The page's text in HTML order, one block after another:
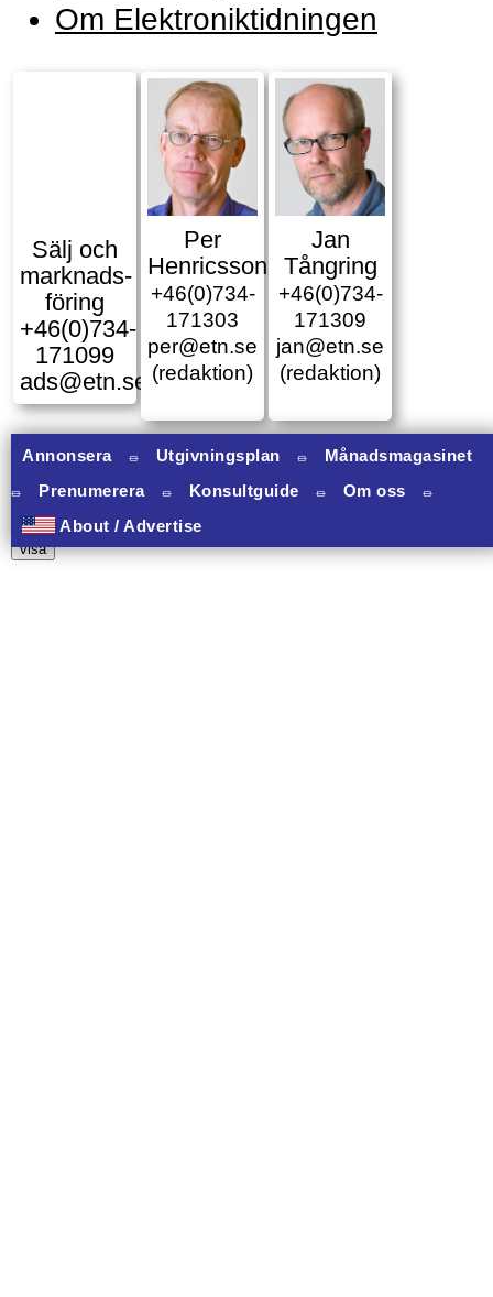
Om Elektroniktidningen
Sälj och
marknads­
föring
+46(0)734-
171099
ads@etn.se
Per
Henricsson
+46(0)734-
171303
per@etn.se
(redaktion)
Jan
Tångring
+46(0)734-
171309
jan@etn.se
(redaktion)
Annonsera ⏛ Utgivningsplan ⏛
Månadsmagasinet
⏛
Prenumerera ⏛ Konsultguide ⏛ Om oss
⏛
About / Advertise
10 banners varav 10 har onclick.